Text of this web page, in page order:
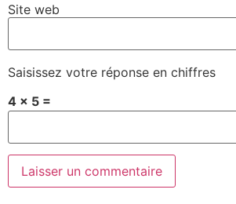
Site web
Saisissez votre réponse en chiffres
4 × 5 =